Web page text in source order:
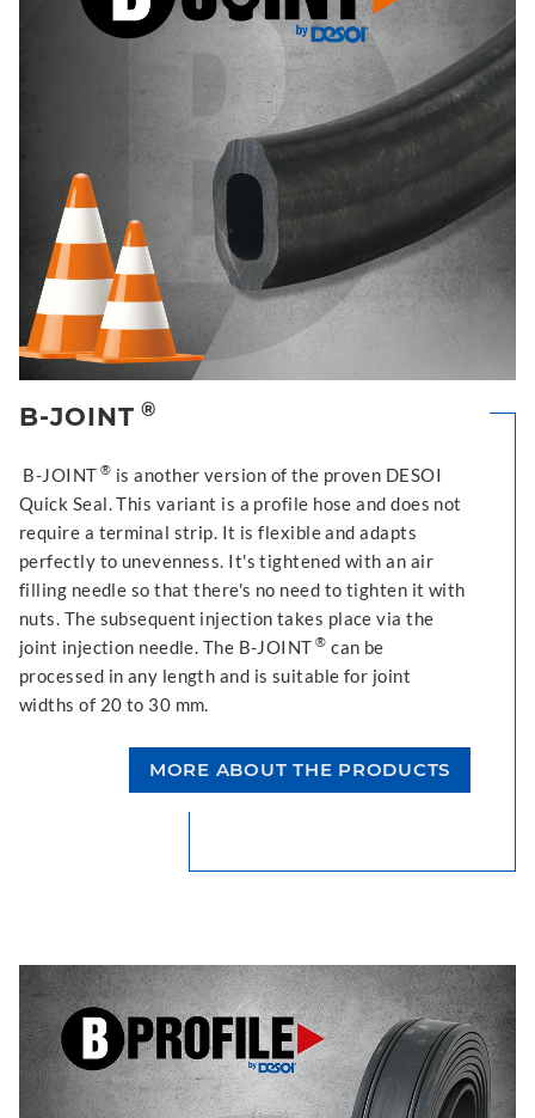
B-JOINT ®
B-JOINT ® is another version of the proven DESOI
Quick Seal. This variant is a profile hose and does not
require a terminal strip. It is flexible and adapts
perfectly to unevenness. It's tightened with an air
filling needle so that there's no need to tighten it with
nuts. The subsequent injection takes place via the
joint injection needle. The B-JOINT ® can be
processed in any length and is suitable for joint
widths of 20 to 30 mm.
MORE ABOUT THE PRODUCTS